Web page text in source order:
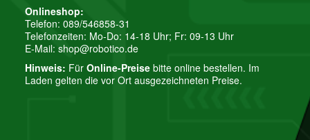
Onlineshop:
Telefon: 089/546858-31
Telefonzeiten: Mo-Do: 14-18 Uhr; Fr: 09-13 Uhr
E-Mail: shop@robotico.de
Hinweis: Für Online-Preise bitte online bestellen. Im
Laden gelten die vor Ort ausgezeichneten Preise.